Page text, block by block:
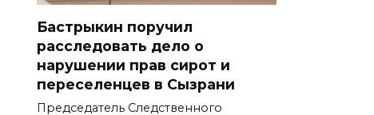
Бастрыкин поручил
расследовать дело о
нарушении прав сирот и
переселенцев в Сызрани
Председатель Следственного